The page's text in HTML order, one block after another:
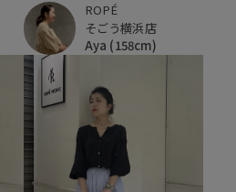
ROPÉ
そごう横浜店
Aya (158cm)